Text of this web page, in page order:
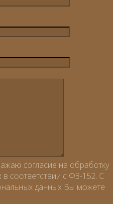
согласие на обработку
соответствии с ФЗ-152. С
данных Вы можете